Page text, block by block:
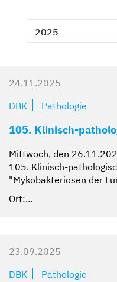
Kompetent und
Mit besten
Sicher und
Erzähl sie uns auf
2025
24.11.2025
DBK
Pathologie
105. Klinisch-
Mittwoch, den
105. Klinisch-
"Mykobakteriosen der
Ort:…
23.09.2025
DBK
Pathologie